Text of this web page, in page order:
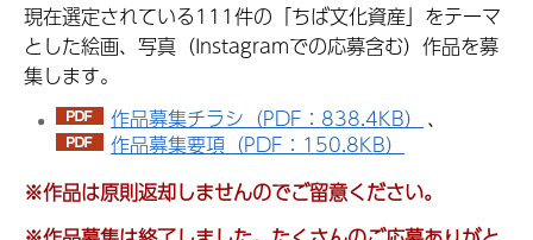
現在選定されている111件の「ちば文化資産」をテーマ
とした絵画、写真（Instagramでの応募含む）作品を募
集します。
作品募集チラシ（PDF：838.4KB） 、
作品募集要項（PDF：150.8KB）
※作品は原則返却しませんのでご留意ください。